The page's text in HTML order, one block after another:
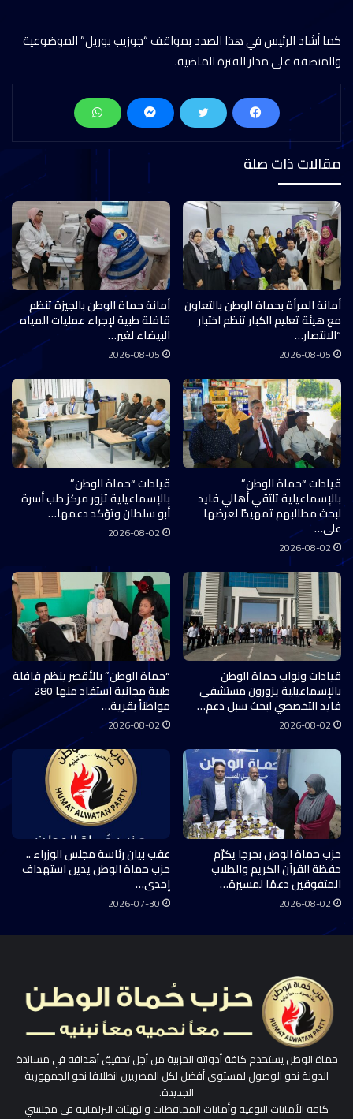
كما أشاد الرئيس في هذا الصدد بمواقف “جوزيب بوريل” الموضوعية
والمنصفة على مدار الفترة الماضية.
مقالات ذات صلة
أمانة المرأة بحماة الوطن بالتعاون
مع هيئة تعليم الكبار تنظم اختبار
“الانتصار…
2026-08-05
أمانة حماة الوطن بالجيزة تنظم
قافلة طبية لإجراء عمليات المياه
البيضاء لغير…
2026-08-05
قيادات “حماة الوطن”
بالإسماعيلية تلتقي أهالي فايد
لبحث مطالبهم تمهيدًا لعرضها
على…
2026-08-02
قيادات “حماة الوطن”
بالإسماعيلية تزور مركز طب أسرة
أبو سلطان وتؤكد دعمها…
2026-08-02
قيادات ونواب حماة الوطن
بالإسماعيلية يزورون مستشفى
فايد التخصصي لبحث سبل دعم…
2026-08-02
“حماة الوطن” بالأقصر ينظم قافلة
طبية مجانية استفاد منها 280
مواطناً بقرية…
2026-08-02
حزب حماة الوطن بجرجا يكرّم
حفظة القرآن الكريم والطلاب
المتفوقين دعمًا لمسيرة…
2026-08-02
عقب بيان رئاسة مجلس الوزراء ..
حزب حماة الوطن يدين استهداف
إحدى…
2026-07-30
حماة الوطن يستخدم كافة أدواته الحزبية من أجل تحقيق أهدافه في مساندة
الدولة نحو الوصول لمستوى أفضل لكل المصريين انطلاقا نحو الجمهورية
الجديدة.
كافة الأمانات النوعية وأمانات المحافظات والهيئات البرلمانية في مجلسي